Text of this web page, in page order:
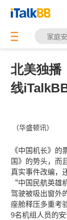
北美独播
线
（华盛顿讯）
《中国机长》
国》的势头，而
真实事件改编，
“中国民航英雄
驾驶被吸出窗外
座舱释压多重考
9名机组人员的安